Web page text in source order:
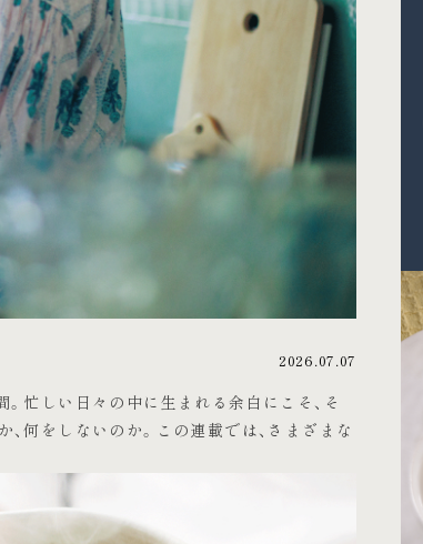
2026.07.07
忙しい日々の中に生まれる余白にこそ、そ
何をしないのか。この連載では、さまざまな